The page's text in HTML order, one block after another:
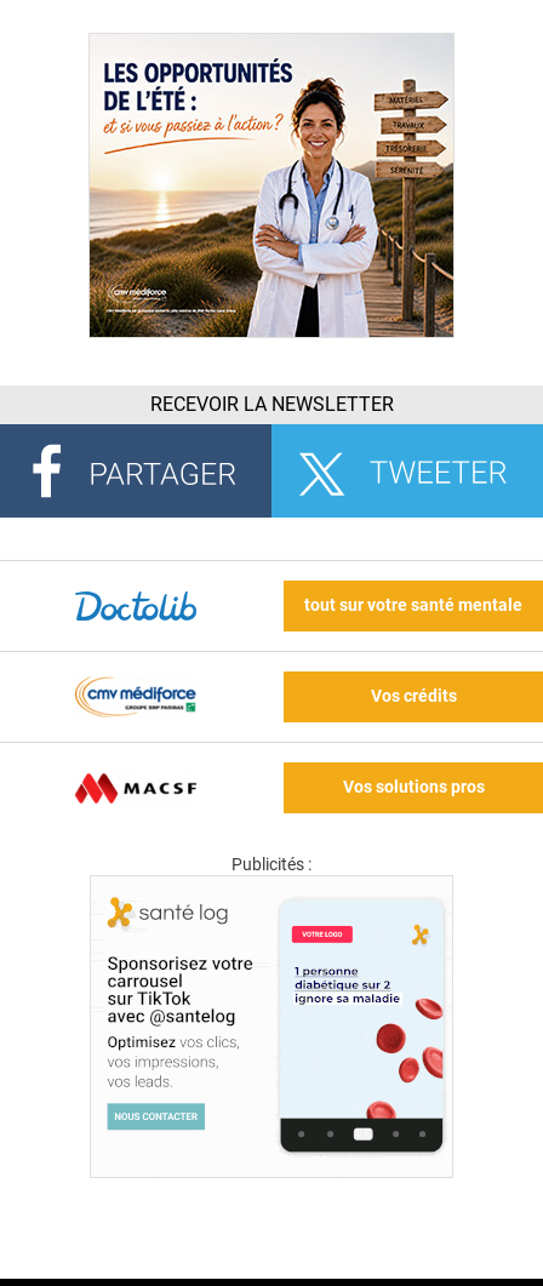
RECEVOIR LA NEWSLETTER
tout sur votre santé mentale
Vos crédits
Vos solutions pros
Publicités :